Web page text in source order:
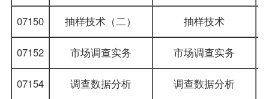
07150
抽样技术（二） 抽样技术
07152
市场调查实务 市场调查实务
07154
调查数据分析 调查数据分析